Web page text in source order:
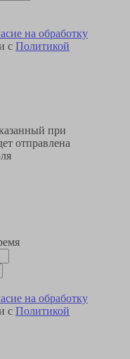
на обработку
с Политикой
при
отправлена
на обработку
с Политикой